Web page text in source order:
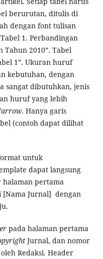
berurutan, ditulis di
dengan font tulisan
1. Perbandingan
Tahun 2010”. Tabel
1”. Ukuran huruf
kebutuhan, dengan
sangat dibutuhkan, jenis
huruf yang lebih
. Hanya garis
(contoh dapat dilihat
untuk
dapat langsung
halaman pertama
[Nama Jurnal] dengan
pada halaman pertama
Jurnal, dan nomor
Redaksi. Header